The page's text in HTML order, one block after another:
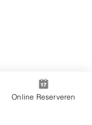
Online Reserveren